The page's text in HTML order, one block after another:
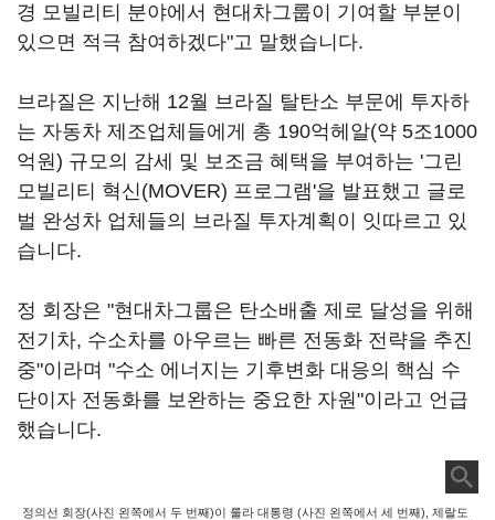
경 모빌리티 분야에서 현대차그룹이 기여할 부분이
있으면 적극 참여하겠다"고 말했습니다.
브라질은 지난해 12월 브라질 탈탄소 부문에 투자하
는 자동차 제조업체들에게 총 190억헤알(약 5조1000
억원) 규모의 감세 및 보조금 혜택을 부여하는 '그린
모빌리티 혁신(MOVER) 프로그램'을 발표했고 글로
벌 완성차 업체들의 브라질 투자계획이 잇따르고 있
습니다.
정 회장은 "현대차그룹은 탄소배출 제로 달성을 위해
전기차, 수소차를 아우르는 빠른 전동화 전략을 추진
중"이라며 "수소 에너지는 기후변화 대응의 핵심 수
단이자 전동화를 보완하는 중요한 자원"이라고 언급
했습니다.
정의선 회장(사진 왼쪽에서 두 번째)이 룰라 대통령 (사진 왼쪽에서 세 번째), 제랄도